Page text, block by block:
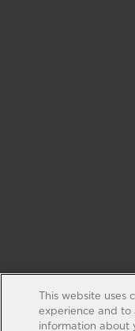
This website
experience and to
information about